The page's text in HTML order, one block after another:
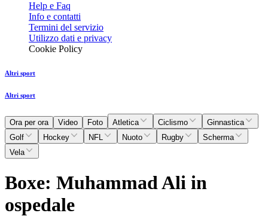
Help e Faq
Info e contatti
Termini del servizio
Utilizzo dati e privacy
Cookie Policy
Altri sport
Altri sport
Ora per ora Video Foto Atletica Ciclismo
Ginnastica
Golf
Hockey NFL Nuoto Rugby
Scherma
Vela
Boxe: Muhammad Ali in
ospedale